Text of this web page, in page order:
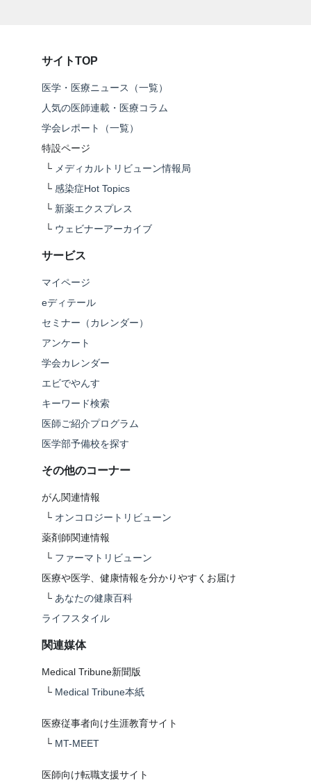
サイトTOP
医学・医療ニュース（一覧）
人気の医師連載・医療コラム
学会レポート（一覧）
特設ページ
└ メディカルトリビューン情報局
└ 感染症Hot Topics
└ 新薬エクスプレス
└ ウェビナーアーカイブ
サービス
マイページ
eディテール
セミナー（カレンダー）
アンケート
学会カレンダー
エビでやんす
キーワード検索
医師ご紹介プログラム
医学部予備校を探す
その他のコーナー
がん関連情報
└ オンコロジートリビューン
薬剤師関連情報
└ ファーマトリビューン
医療や医学、健康情報を分かりやすくお届け
└ あなたの健康百科
ライフスタイル
関連媒体
Medical Tribune新聞版
└ Medical Tribune本紙
医療従事者向け生涯教育サイト
└ MT-MEET
医師向け転職支援サイト